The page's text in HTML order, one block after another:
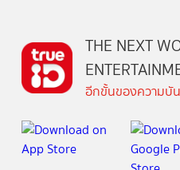
THE NEXT
อีกขั้นของความบั